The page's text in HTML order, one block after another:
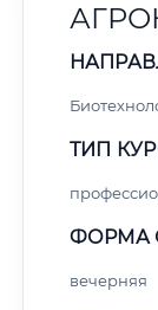
ТИП
ФОРМА
вечерняя